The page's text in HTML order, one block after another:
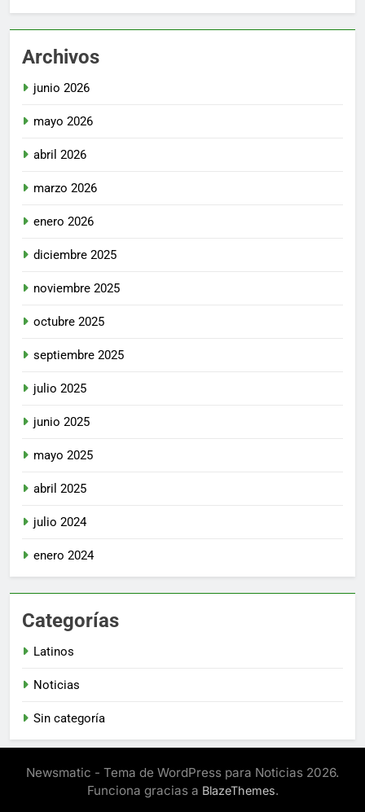
Archivos
junio 2026
mayo 2026
abril 2026
marzo 2026
enero 2026
diciembre 2025
noviembre 2025
octubre 2025
septiembre 2025
julio 2025
junio 2025
mayo 2025
abril 2025
julio 2024
enero 2024
Categorías
Latinos
Noticias
Sin categoría
Newsmatic - Tema de WordPress para Noticias 2026.
Funciona gracias a BlazeThemes.